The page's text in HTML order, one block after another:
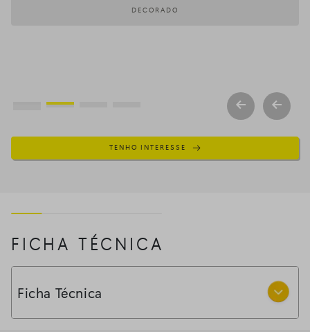
DECORADO
TENHO INTERESSE
FICHA TÉCNICA
Ficha Técnica